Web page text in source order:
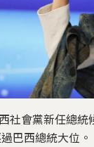
社會黨新任總統
巴西總統大位。